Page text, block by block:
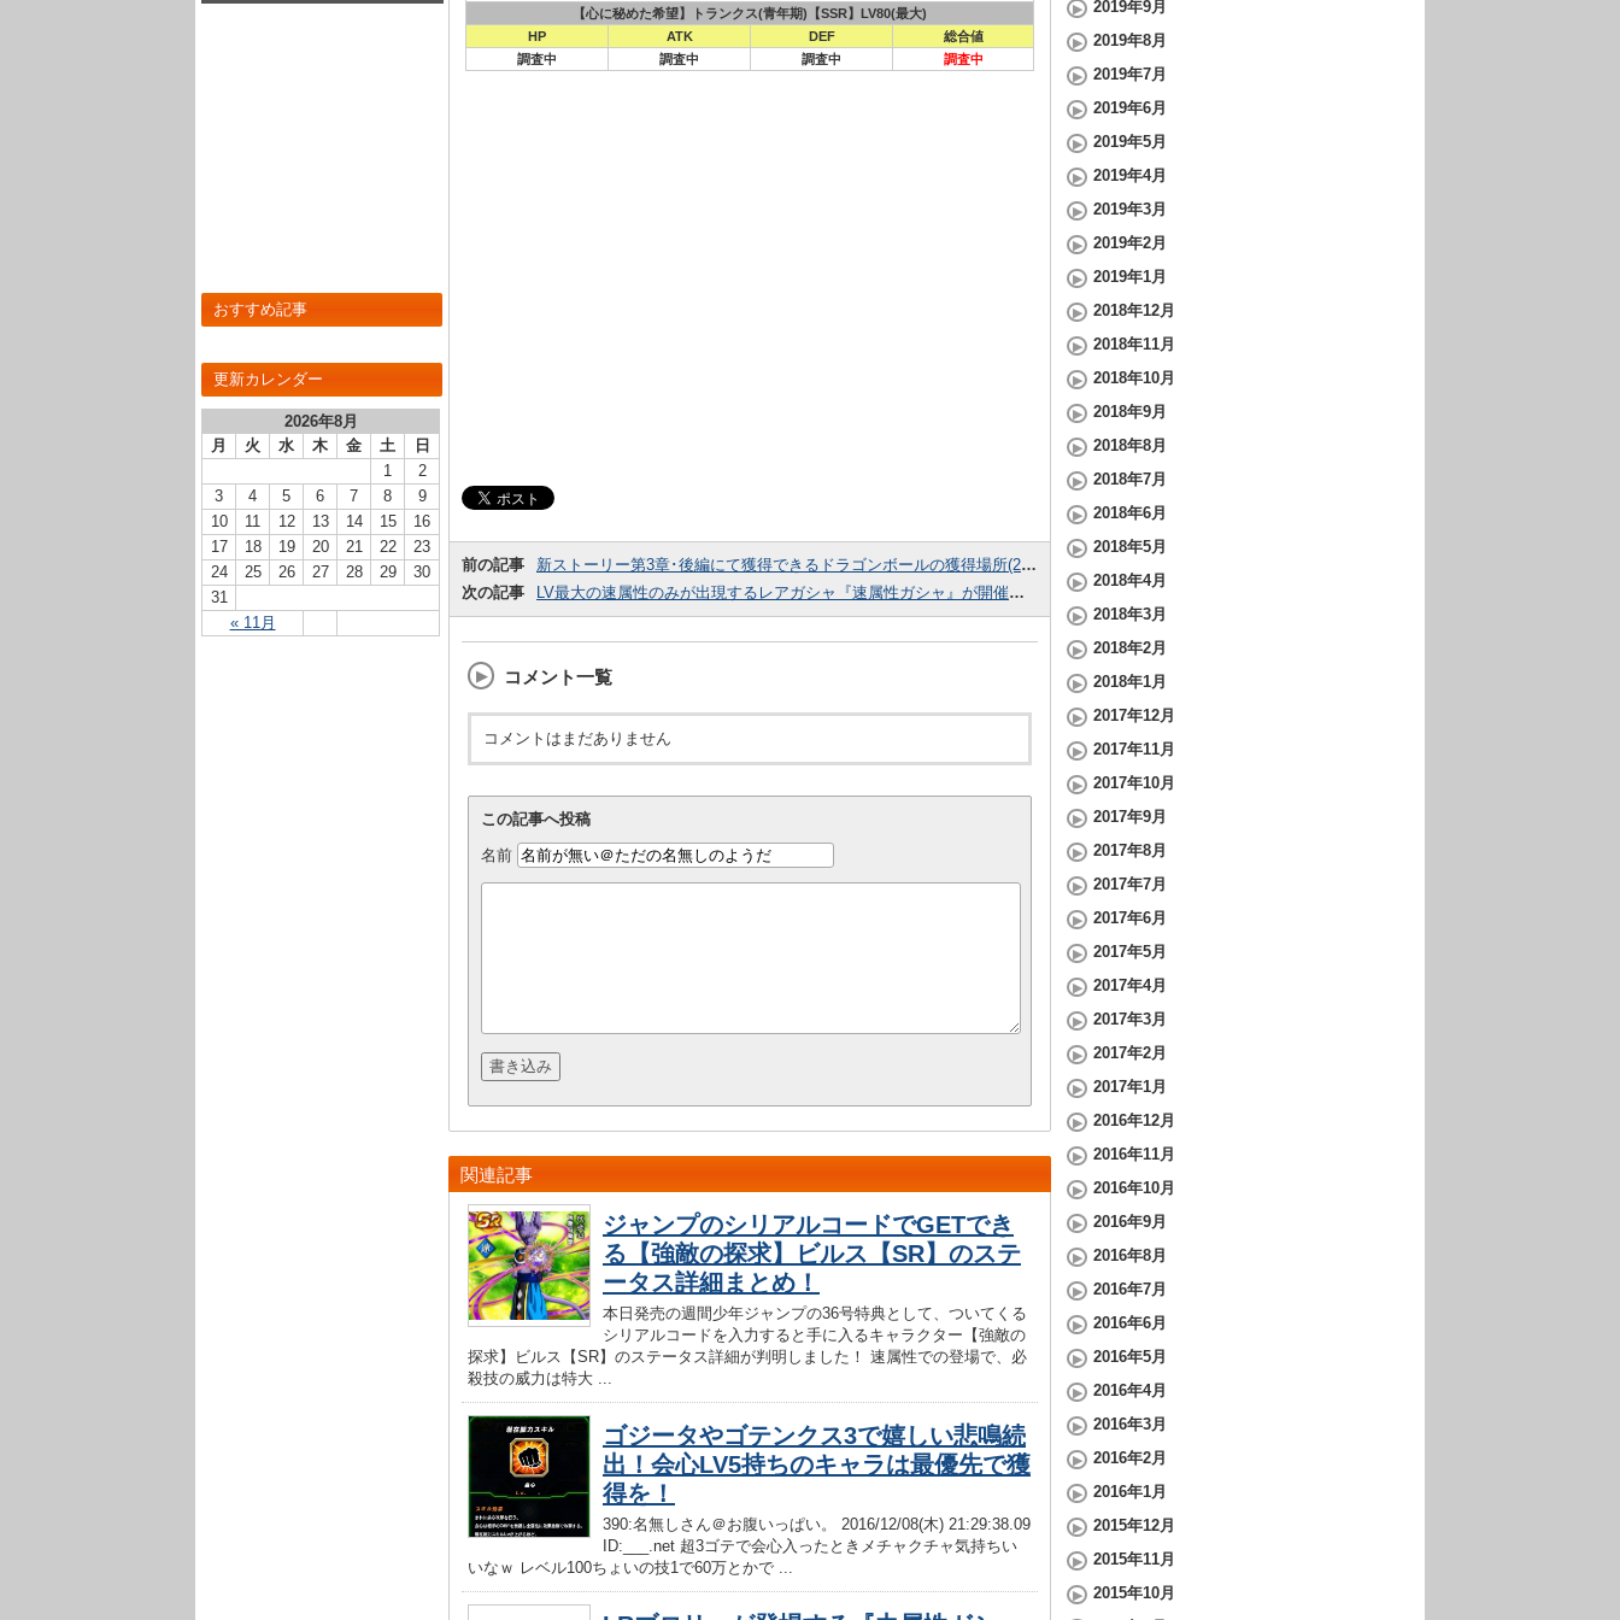
おすすめ記事
更新カレンダー
2026年8月
月
火 水 木 金 土 日
« 11月
1
2
3
4 5 6 7 8
9
10
11 12 13 14 15
16
17
18 19 20 21 22
23
24
25 26 27 28 29
30
31
【心に秘めた希望】トランクス(青年期)【SSR】LV80(最大)
HP
ATK DEF
総合値
調査中
調査中 調査中 調査中
前の記事
新ストーリー第3章･後編にて獲得できるドラゴンボールの獲得場所(2回目)をまとめてみました！
次の記事
LV最大の速属性のみが出現するレアガシャ『速属性ガシャ』が開催中！超強力なスキルを持つキャラを手に入れよう！
コメント一覧
コメントはまだありません
この記事へ投稿
名前
関連記事
ジャンプのシリアルコードでGETでき
る【強敵の探求】ビルス【SR】のステ
ータス詳細まとめ！
本日発売の週間少年ジャンプの36号特典として、ついてくる
シリアルコードを入力すると手に入るキャラクター【強敵の
探求】ビルス【SR】のステータス詳細が判明しました！ 速属性での登場で、必
殺技の威力は特大 ...
ゴジータやゴテンクス3で嬉しい悲鳴続
出！会心LV5持ちのキャラは最優先で獲
得を！
390:名無しさん＠お腹いっぱい。 2016/12/08(木) 21:29:38.09
ID:___.net 超3ゴテで会心入ったときメチャクチャ気持ちい
いなｗ レベル100ちょいの技1で60万とかで ...
2019年9月
2019年8月
2019年7月
2019年6月
2019年5月
2019年4月
2019年3月
2019年2月
2019年1月
2018年12月
2018年11月
2018年10月
2018年9月
2018年8月
2018年7月
2018年6月
2018年5月
2018年4月
2018年3月
2018年2月
2018年1月
2017年12月
2017年11月
2017年10月
2017年9月
2017年8月
2017年7月
2017年6月
2017年5月
2017年4月
2017年3月
2017年2月
2017年1月
2016年12月
2016年11月
2016年10月
2016年9月
2016年8月
2016年7月
2016年6月
2016年5月
2016年4月
2016年3月
2016年2月
2016年1月
2015年12月
2015年11月
2015年10月